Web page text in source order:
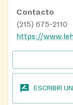
Contacto
(215) 675-2110
ESCRIBIR